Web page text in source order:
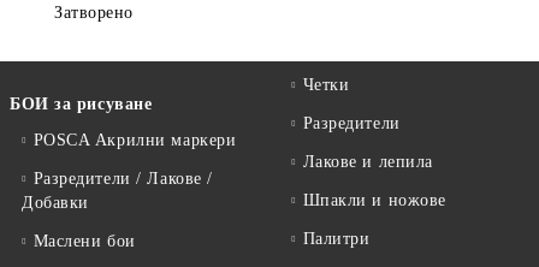
Затворено
БОИ за рисуване
POSCA Акрилни маркери
Разредители / Лакове /
Добавки
Маслени бои
Четки
Разредители
Лакове и лепила
Шпакли и ножове
Палитри